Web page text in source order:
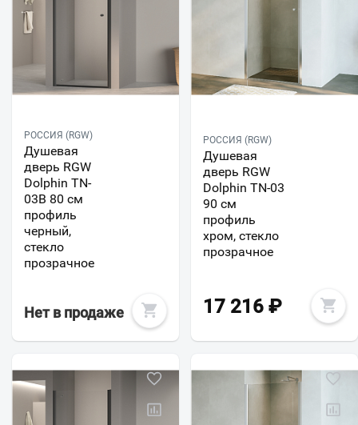
РОССИЯ (RGW)
Душевая
дверь RGW
Dolphin TN-
03B 80 см
профиль
черный,
стекло
прозрачное
Нет в продаже
РОССИЯ (RGW)
Душевая
дверь RGW
Dolphin TN-03
90 см
профиль
хром, стекло
прозрачное
17 216 ₽